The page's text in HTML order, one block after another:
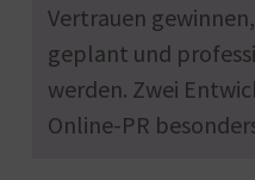
Vertrauen
geplant und
werden. Zwei
Online-PR